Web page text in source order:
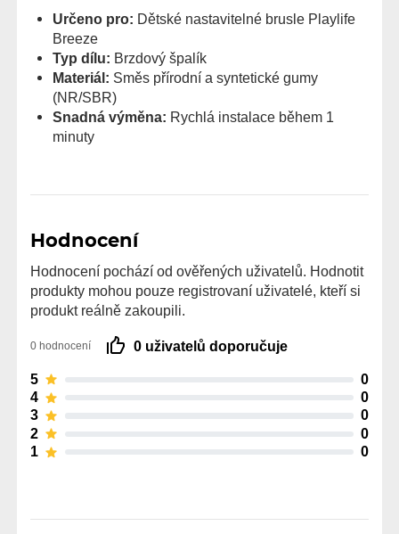
Určeno pro: Dětské nastavitelné brusle Playlife
Breeze
Typ dílu: Brzdový špalík
Materiál: Směs přírodní a syntetické gumy
(NR/SBR)
Snadná výměna: Rychlá instalace během 1
minuty
Hodnocení
Hodnocení pochází od ověřených uživatelů. Hodnotit
produkty mohou pouze registrovaní uživatelé, kteří si
produkt reálně zakoupili.
0 hodnocení 0 uživatelů doporučuje
5
0
4
0
3
0
2
0
1
0